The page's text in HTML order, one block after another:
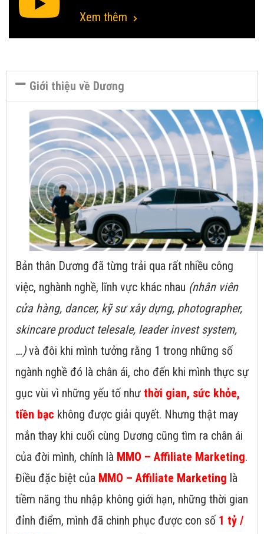
Xem thêm
Giới thiệu về Dương
Bản thân Dương đã từng trải qua rất nhiều công
việc, nghành nghề, lĩnh vực khác nhau (nhân viên
cửa hàng, dancer, kỹ sư xây dựng, photographer,
skincare product telesale, leader invest system,
…)và đôi khi mình tưởng rằng 1 trong những số
ngành nghề đó là chân ái, cho đến khi mình thực sự
gục vùi vì những yếu tố như thời gian, sức khỏe,
tiền bạc không được giải quyết. Nhưng thật may
mắn thay khi cuối cùng Dương cũng tìm ra chân ái
của đời mình, chính là MMO – Affiliate Marketing.
Điều đặc biệt của MMO – Affiliate Marketing là
tiềm năng thu nhập không giới hạn, những thời gian
đỉnh điểm, mình đã chinh phục được con số 1 tỷ /